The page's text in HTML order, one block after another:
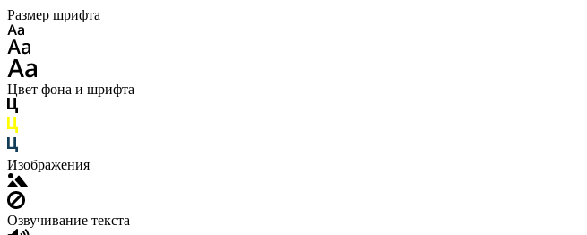
Размер шрифта
Цвет фона и шрифта
Изображения
Озвучивание текста